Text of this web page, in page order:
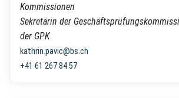
Kommissionen
Sekretärin der
der GPK
kathrin.pavic@bs.ch
+41 61 267 84 57